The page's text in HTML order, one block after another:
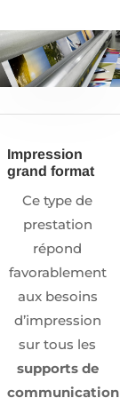
Impression
grand format
Ce type de
prestation
répond
favorablement
aux besoins
d’impression
sur tous les
supports de
communication